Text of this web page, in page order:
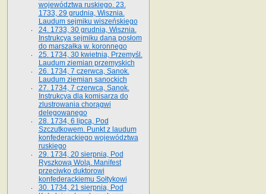
województwa ruskiego. 23.
1733, 29 grudnia, Wisznia.
Laudum sejmiku wiszeńskiego
24. 1733, 30 grudnia, Wisznia.
Instrukcya sejmiku dana posłom
do marszałka w. koronnego
25. 1734, 30 kwietnia, Przemyśl.
Laudum ziemian przemyskich
26. 1734, 7 czerwca, Sanok.
Laudum ziemian sanockich
27. 1734, 7 czerwca, Sanok.
Instrukcya dla komisarza do
zlustrowania chorągwi
delegowanego
28. 1734, 6 lipca, Pod
Szczutkowem. Punkt z laudum
konfederackiego województwa
ruskiego
29. 1734, 20 sierpnia, Pod
Ryszkową Wolą. Manifest
przeciwko duktorowi
konfederackiemu Sołtykowi
30. 1734, 21 sierpnia, Pod